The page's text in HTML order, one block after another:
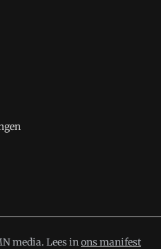
media. Lees inons manifest